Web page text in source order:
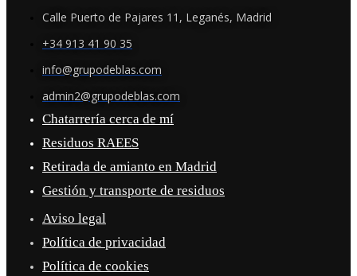
Calle Puerto de Pajares 11, Leganés, Madrid
+34 913 41 90 35
info@grupodeblas.com
admin2@grupodeblas.com
Chatarrería cerca de mí
Residuos RAEES
Retirada de amianto en Madrid
Gestión y transporte de residuos
Aviso legal
Política de privacidad
Política de cookies